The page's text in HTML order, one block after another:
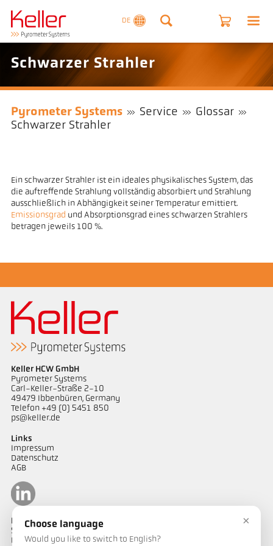
DE
Schwarzer Strahler
Pyrometer Systems Service
Glossar
Schwarzer Strahler
Ein schwarzer Strahler ist ein ideales physikalisches System, das
die auftreffende Strahlung vollständig absorbiert und Strahlung
ausschließlich in Abhängigkeit seiner Temperatur emittiert.
Emissionsgrad und Absorptionsgrad eines schwarzen Strahlers
betragen jeweils 100 %.
Keller HCW GmbH
Pyrometer Systems
Carl-Keller-Straße 2-10
49479 Ibbenbüren, Germany
Telefon +49 (0) 5451 850
ps@keller.de
Links
Impressum
Datenschutz
AGB
Kontakt
Sie haben Fragen zu unseren Temperaturmesslösungen oder ein
Projekt? Unser Team unterstützt Sie gerne.
×
Choose language
Would you like to switch to English?